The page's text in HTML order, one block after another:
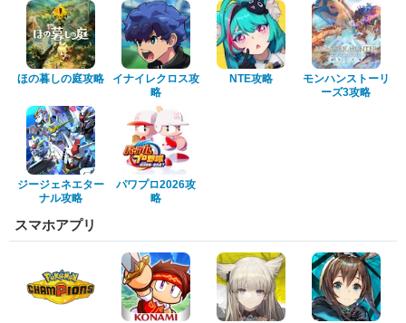
ほの暮しの庭攻略
イナイレクロス攻
略
NTE攻略
モンハンストーリ
ーズ3攻略
ジージェネエター
ナル攻略
パワプロ2026攻
略
スマホアプリ